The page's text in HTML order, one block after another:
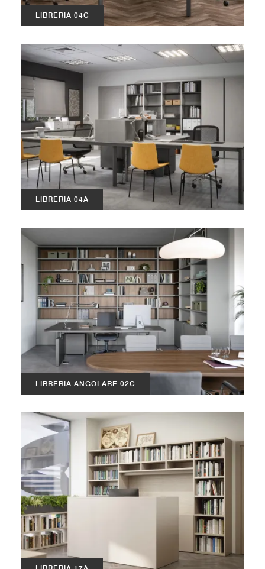
LIBRERIA 04C
LIBRERIA 04A
LIBRERIA ANGOLARE 02C